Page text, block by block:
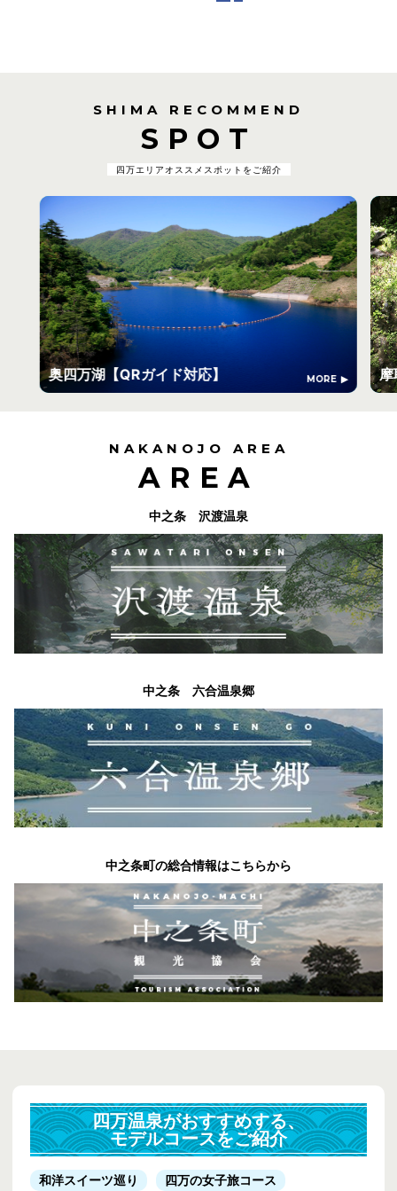
SHIMA RECOMMEND
SPOT
四万エリアオススメスポットをご紹介
奥四万湖【QRガイド対応】 MORE 摩
NAKANOJO AREA
AREA
中之条 沢渡温泉
中之条 六合温泉郷
中之条町の総合情報はこちらから
四万温泉がおすすめする、
モデルコースをご紹介
和洋スイーツ巡り
四万の女子旅コース